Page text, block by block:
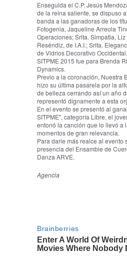
Enseguida el C.P. Jesús
de la reina saliente, se dispuso
banda a las ganadoras de los
Fotogenia, Jaqueline Arreola
Operaciones; Srita. Simpatia,
Reséndiz, de I.A.I.; Srita.
de Vidrios Decorativo
SITPME 2015 fue para Brenda
Dynamics.
Previo a la coronación, Nuestra
hizo su última pasarela por la
de belleza cerrando así un año
representó dignamente a esta
En el evento se presentó al
SITPME", categoría Libre, el
entonó la canción que lo llevó a
momentos de gran relevancia.
Para darle más realce al evento
presencia del Ensamble de
Danza ARVE.
Agencia